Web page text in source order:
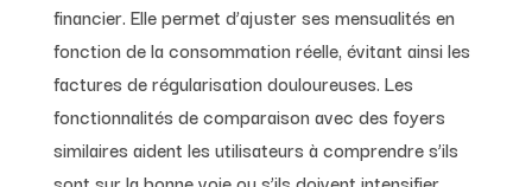
financier. Elle permet d’ajuster ses mensualités en
fonction de la consommation réelle, évitant ainsi les
factures de régularisation douloureuses. Les
fonctionnalités de comparaison avec des foyers
similaires aident les utilisateurs à comprendre s’ils